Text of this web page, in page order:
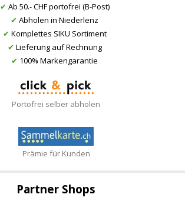
✔ Ab 50.- CHF portofrei (B-Post)
✔ Abholen in Niederlenz
✔ Komplettes SIKU Sortiment
✔ Lieferung auf Rechnung
✔ 100% Markengarantie
Portofrei selber abholen
Prämie für Kunden
Partner Shops